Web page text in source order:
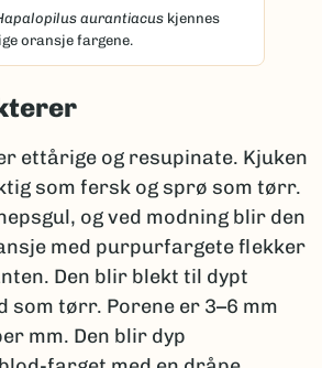
aurantiacus kjennes
oransje fargene.
ettårige og resupinate. Kjuken
som fersk og sprø som tørr.
og ved modning blir den
med purpurfargete flekker
Den blir blekt til dypt
tørr. Porene er 3–6 mm
mm. Den blir dyp